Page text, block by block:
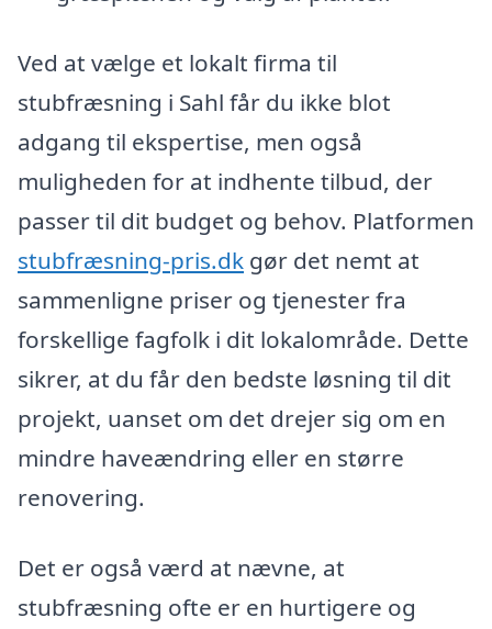
Ved at vælge et lokalt firma til
stubfræsning i Sahl får du ikke blot
adgang til ekspertise, men også
muligheden for at indhente tilbud, der
passer til dit budget og behov. Platformen
stubfræsning-pris.dk gør det nemt at
sammenligne priser og tjenester fra
forskellige fagfolk i dit lokalområde. Dette
sikrer, at du får den bedste løsning til dit
projekt, uanset om det drejer sig om en
mindre haveændring eller en større
renovering.
Det er også værd at nævne, at
stubfræsning ofte er en hurtigere og